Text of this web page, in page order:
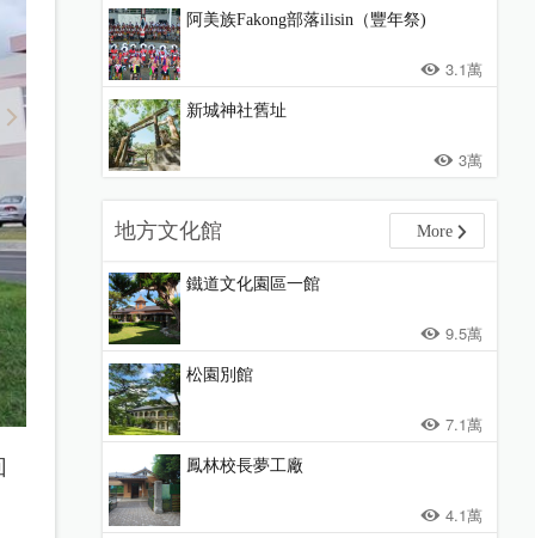
阿美族Fakong部落ilisin（豐年祭)
3.1萬
新城神社舊址
3萬
地方文化館 More
鐵道文化園區一館
9.5萬
松園別館
7.1萬
鳳林校長夢工廠
4.1萬